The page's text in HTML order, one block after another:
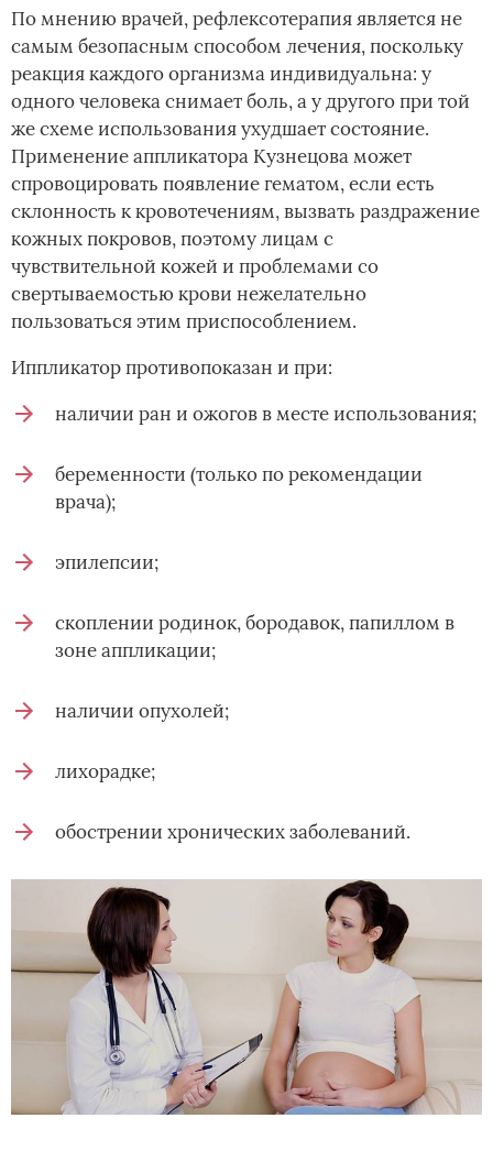
По мнению врачей, рефлексотерапия является не
самым безопасным способом лечения, поскольку
реакция каждого организма индивидуальна: у
одного человека снимает боль, а у другого при той
же схеме использования ухудшает состояние.
Применение аппликатора Кузнецова может
спровоцировать появление гематом, если есть
склонность к кровотечениям, вызвать раздражение
кожных покровов, поэтому лицам с
чувствительной кожей и проблемами со
свертываемостью крови нежелательно
пользоваться этим приспособлением.
Иппликатор противопоказан и при:
наличии ран и ожогов в месте использования;
беременности (только по рекомендации
врача);
эпилепсии;
скоплении родинок, бородавок, папиллом в
зоне аппликации;
наличии опухолей;
лихорадке;
обострении хронических заболеваний.